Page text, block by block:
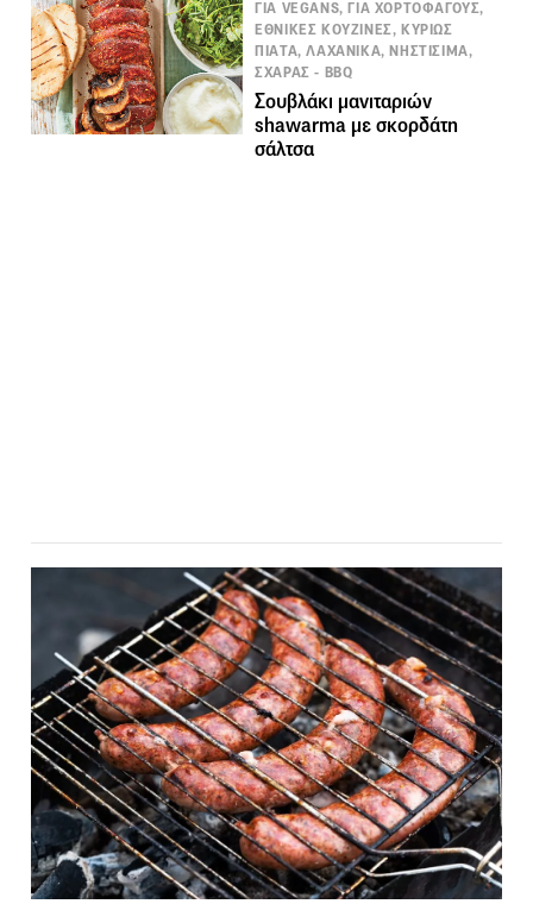
ΓΙΑ VEGANS, ΓΙΑ ΧΟΡΤΟΦΑΓΟΥΣ,
ΕΘΝΙΚΕΣ ΚΟΥΖΙΝΕΣ, ΚΥΡΙΩΣ
ΠΙΑΤΑ, ΛΑΧΑΝΙΚΑ, ΝΗΣΤΙΣΙΜΑ,
ΣΧΑΡΑΣ - BBQ
Σουβλάκι µανιταριών
shawarma με σκορδάτη
σάλτσα